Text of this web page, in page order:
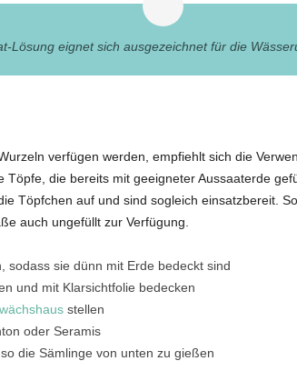
Lösung eignet sich ausgezeichnet für die
verfügen werden, empfiehlt sich die
die bereits mit geeigneter Aussaaterde
Töpfchen auf und sind sogleich einsatzbereit.
auch ungefüllt zur Verfügung.
sodass sie dünn mit Erde bedeckt sind
und mit Klarsichtfolie bedecken
stellen
oder Seramis
die Sämlinge von unten zu gießen